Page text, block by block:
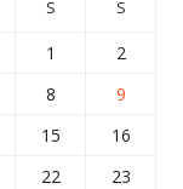
S S
1
2
8
9
15
16
22
23